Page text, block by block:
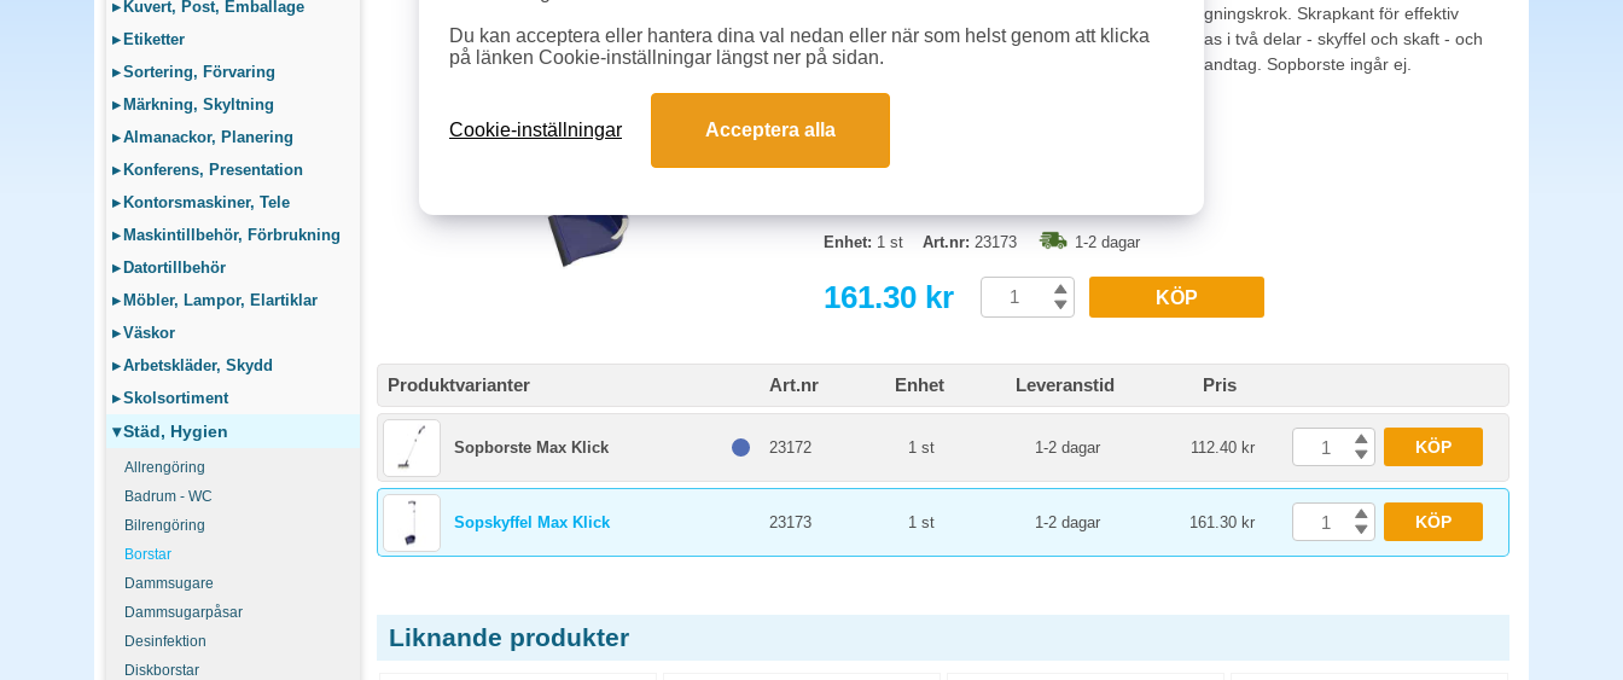
▸ Kuvert, Post, Emballage
▸ Etiketter
▸Sortering, Förvaring
▸ Märkning, Skyltning
▸Almanackor, Planering
▸ Konferens, Presentation
▸ Kontorsmaskiner, Tele
▸ Maskintillbehör, Förbrukning
▸ Datortillbehör
▸ Möbler, Lampor, Elartiklar
▸Väskor
▸Arbetskläder, Skydd
▸Skolsortiment
▾Städ, Hygien
Allrengöring
Badrum - WC
Bilrengöring
Borstar
Dammsugare
Dammsugarpåsar
Desinfektion
Diskborstar
Sopskyffel med justerbar höjd och vridbar upphängningskrok. Skrapkant för effektiv
rengöring av borsten. Utbytbar gummilist. Levereras i två delar - skyffel och skaft - och
monteras ihop med ett enkelt klick. Ergonomiskt handtag. Sopborste ingår ej.
Enhet: 1 st Art.nr: 23173 1-2 dagar
161.30 kr KÖP
Produktvarianter Art.nr Enhet Leveranstid Pris
Sopborste Max Klick 23172 1 st 1-2 dagar 112.40 kr KÖP
Sopskyffel Max Klick 23173 1 st 1-2 dagar 161.30 kr KÖP
Liknande produkter
Du kan acceptera eller hantera dina val nedan eller när som helst genom att klicka
på länken Cookie-inställningar längst ner på sidan.
Cookie-inställningar Acceptera alla